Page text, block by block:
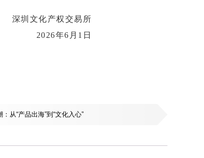
深圳文化产权交易所
2026年6月1日
：从“产品出海”到“文化入心”